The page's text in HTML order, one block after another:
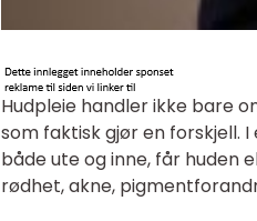
Hudpleie handler ikke bare
som faktisk gjør en forskjell.
både ute og inne, får huden
rødhet, akne,